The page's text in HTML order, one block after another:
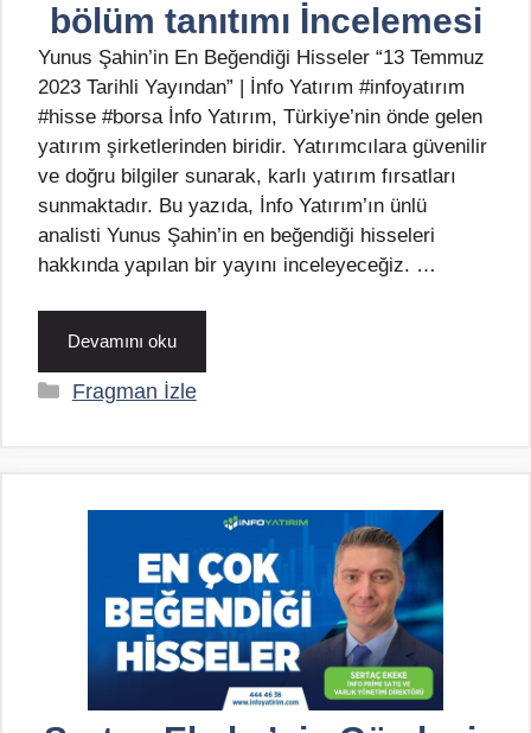
bölüm tanıtımı İncelemesi
Yunus Şahin’in En Beğendiği Hisseler “13 Temmuz
2023 Tarihli Yayından” | İnfo Yatırım #infoyatırım
#hisse #borsa İnfo Yatırım, Türkiye’nin önde gelen
yatırım şirketlerinden biridir. Yatırımcılara güvenilir
ve doğru bilgiler sunarak, karlı yatırım fırsatları
sunmaktadır. Bu yazıda, İnfo Yatırım’ın ünlü
analisti Yunus Şahin’in en beğendiği hisseleri
hakkında yapılan bir yayını inceleyeceğiz. …
Devamını oku
Kategoriler
Fragman İzle